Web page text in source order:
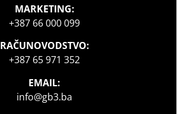
MARKETING:
+387 66 000 099
RAČUNOVODSTVO:
+387 65 971 352
EMAIL:
info@gb3.ba